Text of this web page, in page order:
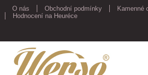
O nás Obchodní podmínky Kamenné
Hodnocení na Heuréce
Werso